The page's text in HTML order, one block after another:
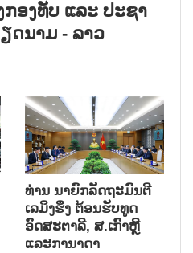
ອງ​ທັບ ແລະ ປະ​ຊາ​
ດ​ນາມ - ລາວ
ທ່ານ ນາຍົກລັດຖະມົນຕີ
ເລມິງຮຶງ ຕ້ອນຮັບທູດ
ອົດສະຕາລີ, ສ.ເກົາຫຼີ
ແລະການາດາ